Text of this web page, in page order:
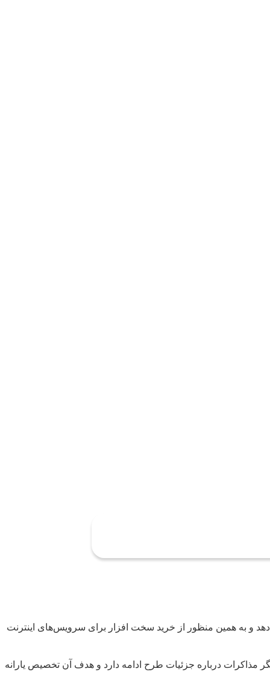
دهد و به همین منظور از خرید سخت افزار برای سرویس‌های اینترنت
مذاکرات درباره جزئیات طرح ادامه دارد و هدف آن تخصیص یارانه